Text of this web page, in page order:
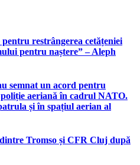
restrângerea cetățeniei
pentru naștere” – Aleph
semnat un acord pentru
aeriană în cadrul NATO.
și în spațiul aerian al
Tromso și CFR Cluj după